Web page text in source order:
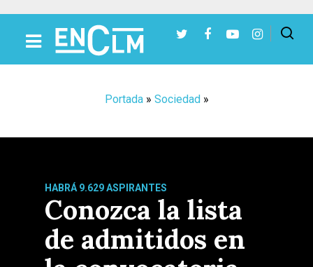
Portada» Sociedad»
HABRÁ 9.629 ASPIRANTES
Conozca la lista
de admitidos en